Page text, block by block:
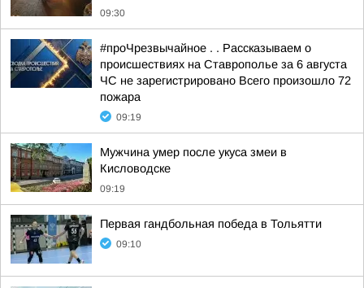
09:30
#проЧрезвычайное . . Рассказываем о
происшествиях на Ставрополье за 6 августа
ЧС не зарегистрировано Всего произошло 72
пожара
09:19
Мужчина умер после укуса змеи в
Кисловодске
09:19
Первая гандбольная победа в Тольятти
09:10